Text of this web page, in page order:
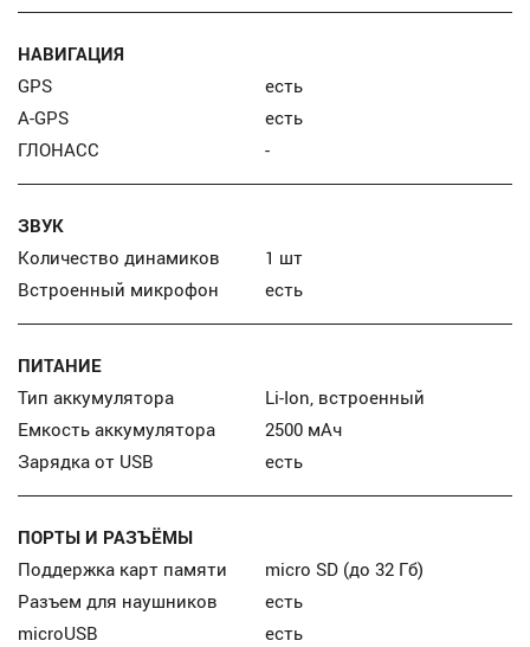
НАВИГАЦИЯ
GPS
есть
A-GPS
есть
ГЛОНАСС
-
ЗВУК
Количество динамиков
1 шт
Встроенный микрофон
есть
ПИТАНИЕ
Тип аккумулятора
Li-Ion, встроенный
Емкость аккумулятора
2500 мАч
Зарядка от USB
есть
ПОРТЫ И РАЗЪЁМЫ
Поддержка карт памяти
micro SD (до 32 Гб)
Разъем для наушников
есть
microUSB
есть